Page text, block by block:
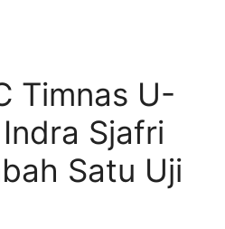
Timnas U-
Indra Sjafri
Satu Uji